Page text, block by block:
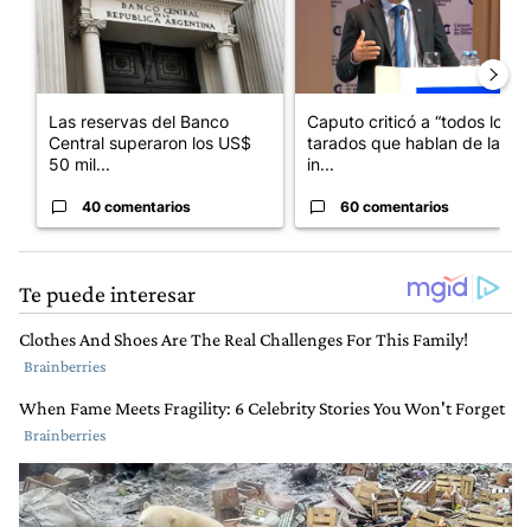
Las reservas del Banco
Central superaron los US$
50 mil...
40 comentarios
Caputo criticó a “todos los
tarados que hablan de la
in...
60 comentarios